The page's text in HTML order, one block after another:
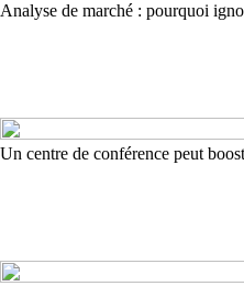
Analyse de marché : pourquoi
Un centre de conférence peut